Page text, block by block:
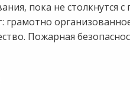
пока не столкнутся
Пожарная